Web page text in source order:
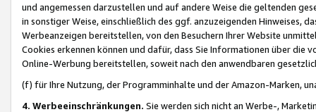
und angemessen darzustellen und auf andere Weise die geltenden
in sonstiger Weise, einschließlich des ggf. anzuzeigenden Hinweises,
Werbeanzeigen bereitstellen, von den Besuchern Ihrer Website
Cookies erkennen können und dafür, dass Sie Informationen über die
Online-Werbung bereitstellen, soweit nach den anwendbaren
(f) für Ihre Nutzung, der Programminhalte und der Amazon-Marken,
4. Werbeeinschränkungen. Sie werden sich nicht an Werbe-,